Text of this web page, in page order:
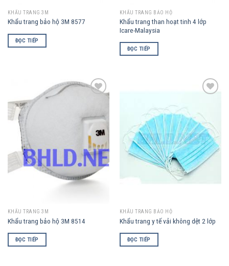
KHẨU TRANG 3M
Khẩu trang bảo hộ 3M 8577
ĐỌC TIẾP
KHẨU TRANG BẢO HỘ
Khẩu trang than hoạt tinh 4 lớp
Icare-Malaysia
ĐỌC TIẾP
KHẨU TRANG 3M
Khẩu trang bảo hộ 3M 8514
ĐỌC TIẾP
KHẨU TRANG BẢO HỘ
Khẩu trang y tế vải không dệt 2 lớp
ĐỌC TIẾP